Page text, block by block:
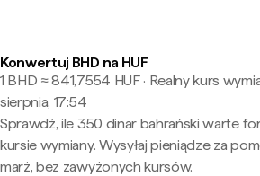
Konwertuj BHD na HUF
1 BHD ≈ 841,7554 HUF · Realny kurs
sierpnia, 17:54
Sprawdź, ile 350 dinar bahrański warte
kursie wymiany. Wysyłaj pieniądze za
marż, bez zawyżonych kursów.